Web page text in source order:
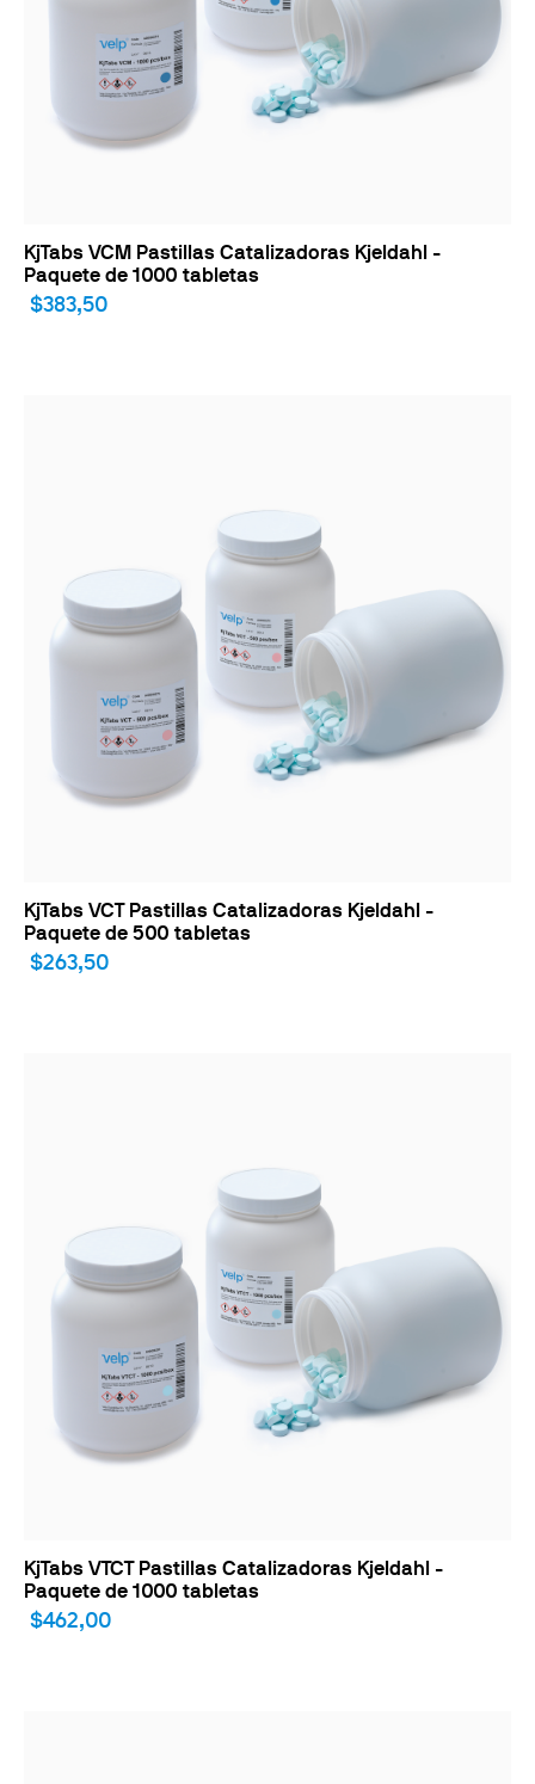
KjTabs VCM Pastillas Catalizadoras Kjeldahl -
Paquete de 1000 tabletas
$383,50
KjTabs VCT Pastillas Catalizadoras Kjeldahl -
Paquete de 500 tabletas
$263,50
KjTabs VTCT Pastillas Catalizadoras Kjeldahl -
Paquete de 1000 tabletas
$462,00